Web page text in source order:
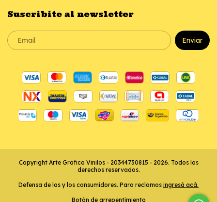
Suscribite al newsletter
Copyright Arte Grafico Vinilos - 20344730815 - 2026. Todos los
derechos reservados.
Defensa de las y los consumidores. Para reclamos ingresá acá.
Botón de arrepentimiento